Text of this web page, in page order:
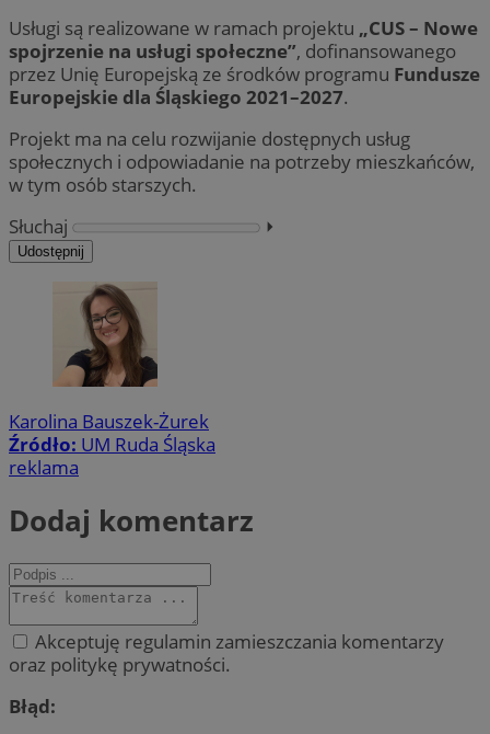
Usługi są realizowane w ramach projektu „CUS – Nowe
spojrzenie na usługi społeczne”, dofinansowanego
przez Unię Europejską ze środków programu Fundusze
Europejskie dla Śląskiego 2021–2027.
Projekt ma na celu rozwijanie dostępnych usług
społecznych i odpowiadanie na potrzeby mieszkańców,
w tym osób starszych.
Słuchaj
⏵︎
Udostępnij
Karolina Bauszek-Żurek
Źródło: UM Ruda Śląska
reklama
Dodaj komentarz
Akceptuję regulamin zamieszczania komentarzy
oraz politykę prywatności.
Błąd: